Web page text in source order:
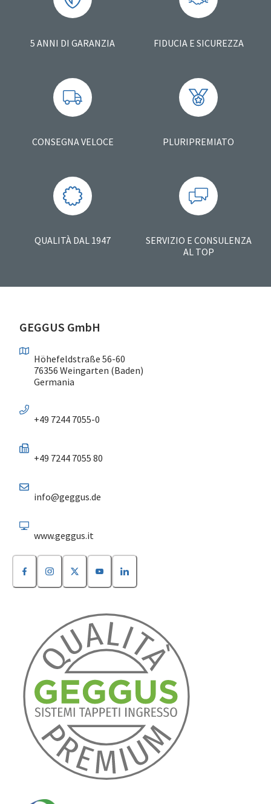
5 ANNI DI GARANZIA FIDUCIA E SICUREZZA
CONSEGNA VELOCE PLURIPREMIATO
QUALITÀ DAL 1947
SERVIZIO E CONSULENZA
AL TOP
GEGGUS GmbH
Höhefeldstraße 56-60
76356 Weingarten (Baden)
Germania
+49 7244 7055-0
+49 7244 7055 80
info@geggus.de
www.geggus.it